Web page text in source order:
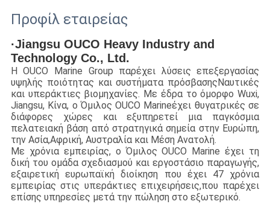
Προφίλ εταιρείας
·Jiangsu OUCO Heavy Industry and
Technology Co., Ltd.
Η OUCO Marine Group παρέχει λύσεις επεξεργασίας
υψηλής ποιότητας και συστήματα πρόσβασης Ναυτικές
και υπεράκτιες βιομηχανίες. Με έδρα το όμορφο Wuxi,
Jiangsu, Κίνα, ο Όμιλος OUCO Marineέχει θυγατρικές σε
διάφορες χώρες και εξυπηρετεί μια παγκόσμια
πελατειακή βάση από στρατηγικά σημεία στην Ευρώπη,
την Ασία,Αφρική, Αυστραλία και Μέση Ανατολή.
Με χρόνια εμπειρίας, ο Όμιλος OUCO Marine έχει τη
δική του ομάδα σχεδιασμού και εργοστάσιο παραγωγής,
εξαιρετική ευρωπαϊκή διοίκηση που έχει 47 χρόνια
εμπειρίας στις υπεράκτιες επιχειρήσεις,που παρέχει
επίσης υπηρεσίες μετά την πώληση στο εξωτερικό.